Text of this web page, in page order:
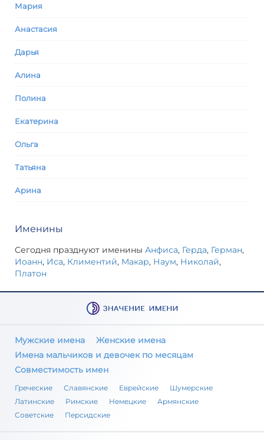
Мария
Анастасия
Дарья
Алина
Полина
Екатерина
Ольга
Татьяна
Арина
Именины
Сегодня празднуют именины Анфиса, Герда, Герман,
Иоанн, Иса, Климентий, Макар, Наум, Николай,
Платон
Мужские имена
Женские имена
Имена мальчиков и девочек по месяцам
Совместимость имен
Греческие Славянские Еврейские
Шумерские
Латинские
Римские Немецкие
Армянские
Советские
Персидские